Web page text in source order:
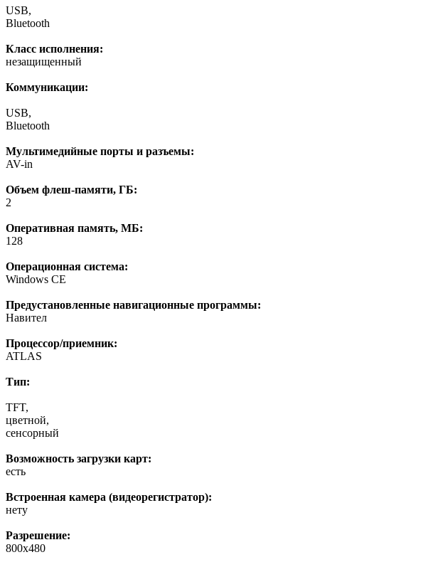
USB,
Bluetooth
Класс исполнения:
незащищенный
Коммуникации:
USB,
Bluetooth
Мультимедийные порты и разъемы:
AV-in
Объем флеш-памяти, ГБ:
2
Оперативная память, МБ:
128
Операционная система:
Windows CE
Предустановленные навигационные программы:
Навител
Процессор/приемник:
ATLAS
Тип:
TFT,
цветной,
сенсорный
Возможность загрузки карт:
есть
Встроенная камера (видеорегистратор):
нету
Разрешение:
800х480